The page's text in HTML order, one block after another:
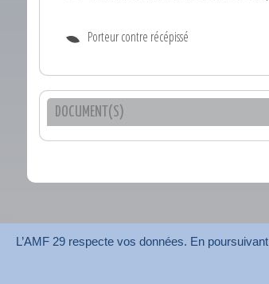
Porteur contre récépissé
DOCUMENT(S)
L’AMF 29 respecte vos données. En